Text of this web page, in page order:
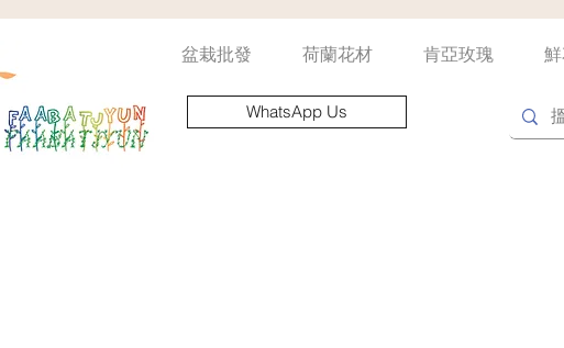
盆栽批發 荷蘭花材 肯亞玫瑰
WhatsApp Us